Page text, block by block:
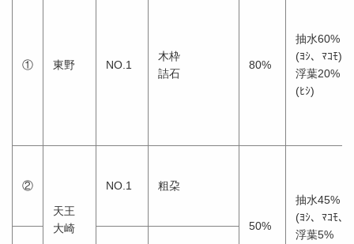
① 東野 NO.1
木枠
詰石
80%
抽水60%
(ﾖｼ、ﾏｺﾓ)
浮葉20%
(ﾋｼ)
②
天王
大崎
NO.1 粗朶
50%
抽水45%
(ﾖｼ、ﾏｺﾓ、
浮葉5%